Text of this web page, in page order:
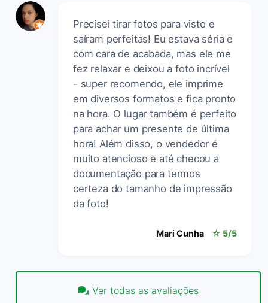
Precisei tirar fotos para visto e
saíram perfeitas! Eu estava séria e
com cara de acabada, mas ele me
fez relaxar e deixou a foto incrível
- super recomendo, ele imprime
em diversos formatos e fica pronto
na hora. O lugar também é perfeito
para achar um presente de última
hora! Além disso, o vendedor é
muito atencioso e até checou a
documentação para termos
certeza do tamanho de impressão
da foto!
Mari Cunha ☆ 5/5
Ver todas as avaliações